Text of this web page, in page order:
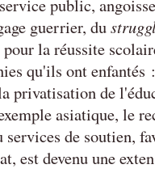
public,
guerrier, du
la réussite
qu'ils ont
privatisation de
asiatique, le
services de soutien,
est devenu une